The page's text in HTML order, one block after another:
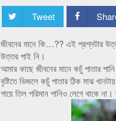
Tweet
জীবনের মানে কি…?? এই প্রশ্নটার
উত্তর পাই নি।
আমার কাছে জীবনের মানে কচুঁ পাতার
বৃষ্টিতে ভিজলে কচুঁ পাতার ঠিক মাঝ
গায়ে তিল পরিমান পানিও লেগে থাকে